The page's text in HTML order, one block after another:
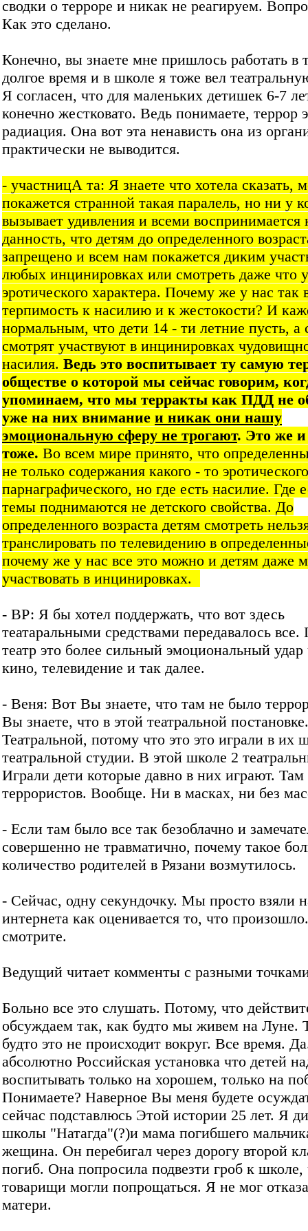
сводки о терроре и никак не реагируем.
Как это сделано.
Конечно, вы знаете мне пришлось работать в
долгое время и в школе я тоже вел
Я согласен, что для маленьких детишек 6-7
конечно жестковато. Ведь понимаете, террор
радиация. Она вот эта ненависть она из
практически не выводится.
- участницА та: Я знаете что хотела сказать,
покажется странной такая паралель, но ни у
вызывает удивления и всеми воспринимается
данность, что детям до определенного
запрещено и всем нам покажется диким
любых инцинировках или смотреть даже что
эротического характера. Почему же у нас так
терпимость к насилию и к жестокости? И
нормальным, что дети 14 - ти летние пусть, а
смотрят участвуют в инцинировках
насилия. Ведь это воспитывает ту самую
обществе о которой мы сейчас говорим,
упоминаем, что мы терракты как ПДД не
уже на них внимание и никак они нашу
эмоциональную сферу не трогают. Это же
тоже. Во всем мире принято, что
не только содержания какого - то эротического
парнаграфического, но где есть насилие. Где
темы поднимаются не детского свойства. До
определенного возраста детям смотреть
транслировать по телевидению в
почему же у нас все это можно и детям даже
участвовать в инцинировках.
- ВР: Я бы хотел поддержать, что вот здесь
театаральными средствами передавалось
театр это более сильный эмоциональный
кино, телевидение и так далее.
- Веня: Вот Вы знаете, что там не было
Вы знаете, что в этой театральной
Театральной, потому что это это играли в их
театральной студии. В этой школе 2
Играли дети которые давно в них играют.
террористов. Вообще. Ни в масках, ни без
- Если там было все так безоблачно и
совершенно не травматично, почему такое
количество родителей в Рязани возмутилось.
- Сейчас, одну секундочку. Мы просто взяли
интернета как оценивается то, что
смотрите.
Ведущий читает комменты с разными
Больно все это слушать. Потому, что
обсуждаем так, как будто мы живем на Луне.
будто это не происходит вокруг. Все время.
абсолютно Российская установка что детей
воспитывать только на хорошем, только на
Понимаете? Наверное Вы меня будете
сейчас подставлюсь Этой истории 25 лет. Я
школы "Натагда"(?)и мама погибшего
жещина. Он перебигал через дорогу второй
погиб. Она попросила подвезти гроб к школе,
товарищи могли попрощаться. Я не мог
матери.